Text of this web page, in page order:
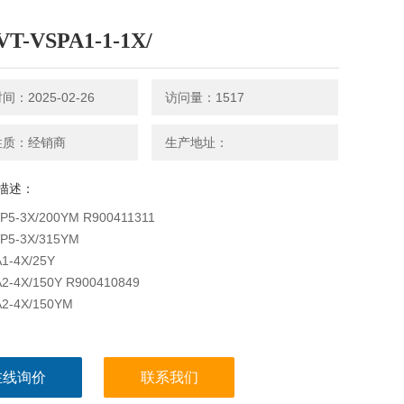
VSPA1-1-1X/
间：2025-02-26 访问量：1517
：经销商 生产地址：
述：
3X/200YM R900411311
3X/315YM
4X/25Y
4X/150Y R900410849
4X/150YM
询价 联系我们